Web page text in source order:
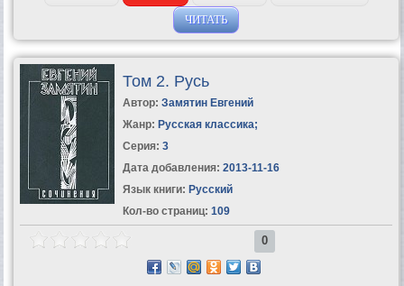
ЧИТАТЬ
Том 2. Русь
Автор: Замятин Евгений
Жанр: Русская классика;
Серия: 3
Дата добавления: 2013-11-16
Язык книги: Русский
Кол-во страниц: 109
0